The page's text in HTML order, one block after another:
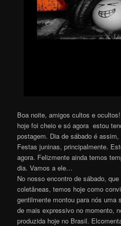
Boa noite, amigos cultos e
hoje foi cheio e só agora estou
postagem. Dia de sábado é
Festas juninas, principalmente.
agora. Felizmente ainda temos
dia. Vamos a ele…
No nosso encontro de sábado,
coletâneas, temos hoje como
gentilmente montou para nós uma
de mais expressivo no momento,
produzida hoje no Brasil.